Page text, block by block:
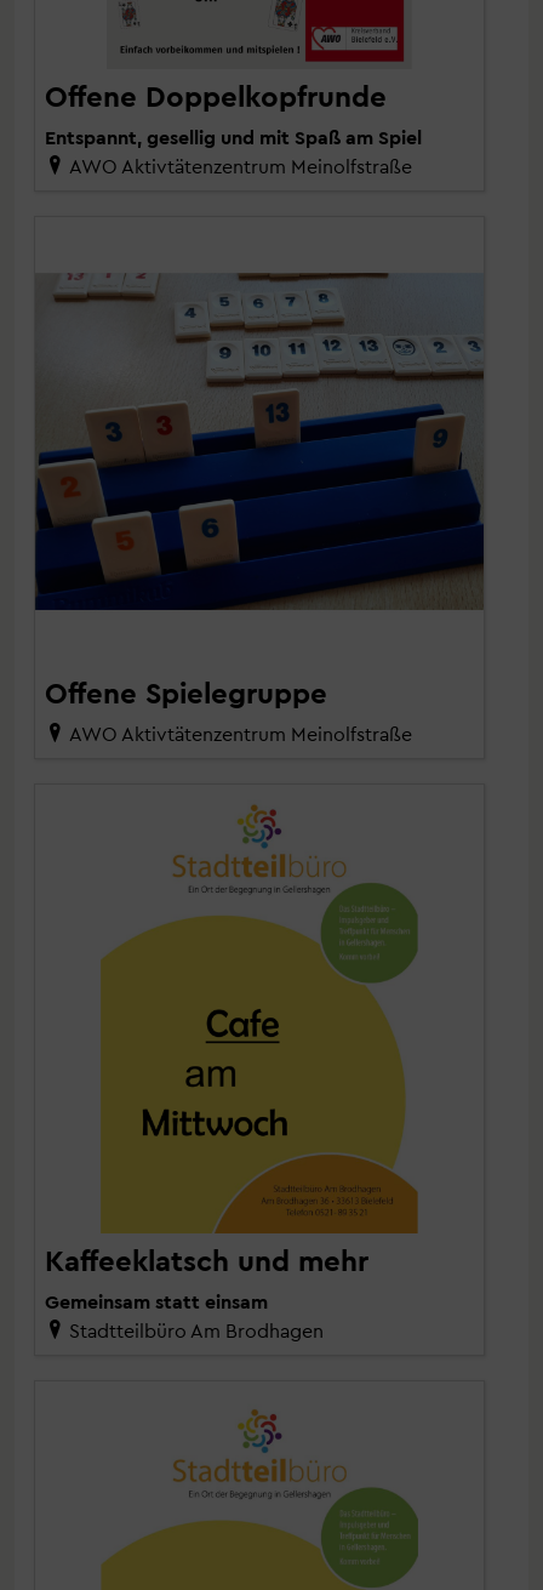
Offene Doppelkopfrunde
Entspannt, gesellig und mit Spaß am Spiel
AWO Aktivtätenzentrum Meinolfstraße
Offene Spielegruppe
AWO Aktivtätenzentrum Meinolfstraße
Kaffeeklatsch und mehr
Gemeinsam statt einsam
Stadtteilbüro Am Brodhagen